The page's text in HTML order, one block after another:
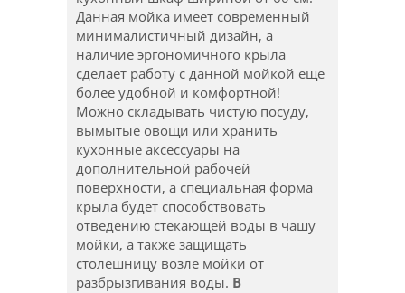
Данная мойка имеет современный
минималистичный дизайн, а
наличие эргономичного крыла
сделает работу с данной мойкой еще
более удобной и комфортной!
Можно складывать чистую посуду,
вымытые овощи или хранить
кухонные аксессуары на
дополнительной рабочей
поверхности, а специальная форма
крыла будет способствовать
отведению стекающей воды в чашу
мойки, а также защищать
столешницу возле мойки от
разбрызгивания воды. В